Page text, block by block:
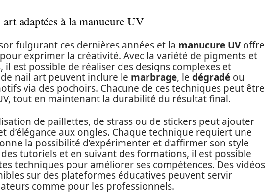
adaptées à la manucure UV
fulgurant ces dernières années et la manucure UVoffre
exprimer la créativité. Avec la variété de pigments et
il est possible de réaliser des designs complexes et
nail art peuvent inclure le marbrage, le dégradé ou
via des pochoirs. Chacune de ces techniques peut être
tout en maintenant la durabilité du résultat final.
de paillettes, de strass ou de stickers peut ajouter
d’élégance aux ongles. Chaque technique requiert une
la possibilité d’expérimenter et d’affirmer son style
tutoriels et en suivant des formations, il est possible
techniques pour améliorer ses compétences. Des vidéos
sur des plateformes éducatives peuvent servir
comme pour les professionnels.